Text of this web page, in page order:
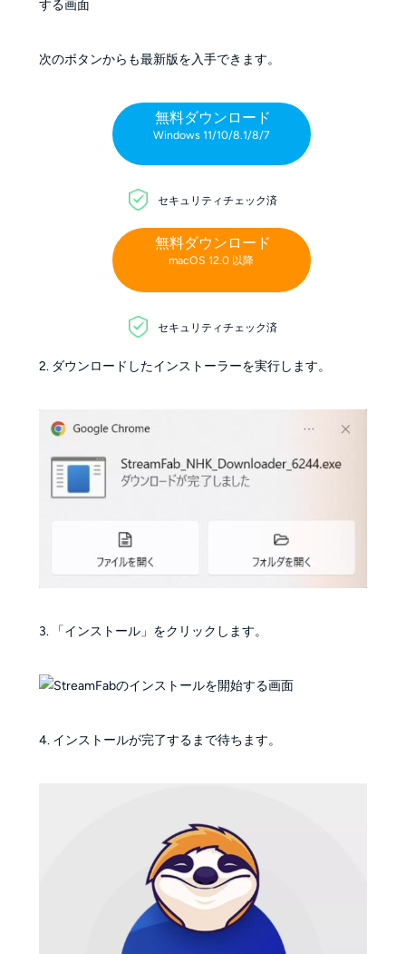
次のボタンからも最新版を入手できます。
無料ダウンロード
Windows 11/10/8.1/8/7
セキュリティチェック済
無料ダウンロード
macOS 12.0 以降
セキュリティチェック済
2. ダウンロードしたインストーラーを実行します。
3. 「インストール」をクリックします。
4. インストールが完了するまで待ちます。